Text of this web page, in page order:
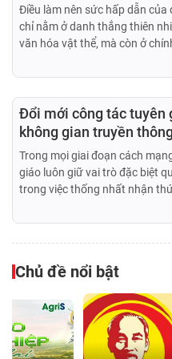
Điều làm nên sức hấp dẫn của
chỉ nằm ở danh thắng thiên
văn hóa vật thể, mà còn ở
Đổi mới công tác tuyên
không gian truyền
Trong mọi giai đoạn cách
giáo luôn giữ vai trò đặc biệt
trong việc thống nhất nhận
Chủ đề nổi bật